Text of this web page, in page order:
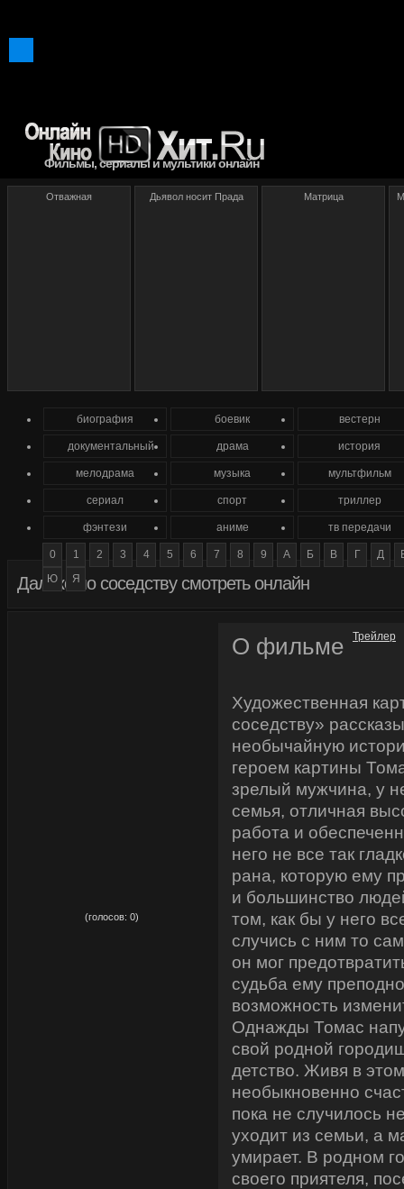
Фильмы, сериалы и мультики онлайн
Далеко по соседству смотреть онлайн
О фильме
Художественная
соседству»
необычайную
героем картины
зрелый мужчина, у
семья, отличная
работа и
него не все так
рана, которую ему
и большинство
том, как бы у него
случись с ним то
он мог
судьба ему
возможность
Однажды Томас
свой родной
детство. Живя в
необыкновенно
пока не случилось
уходит из семьи, а
умирает. В родном
своего приятеля,
(голосов: 0)
Трейлер
биография боевик вестерн
документальный драма история
мелодрама музыка мультфильм
сериал спорт триллер
фэнтези аниме тв передачи
0 1 2 3 4 5 6 7 8 9 А Б В Г Д
Ю
Я
Отважная Дьявол носит Прада Матрица